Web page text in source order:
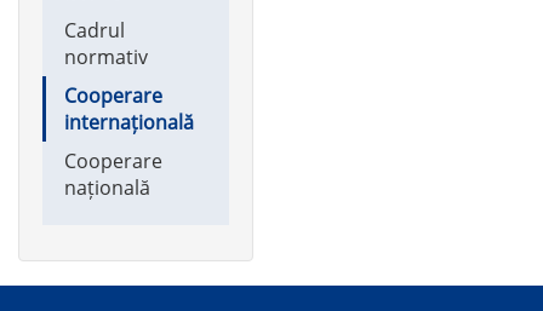
Cadrul
normativ
Cooperare
internațională
Cooperare
națională